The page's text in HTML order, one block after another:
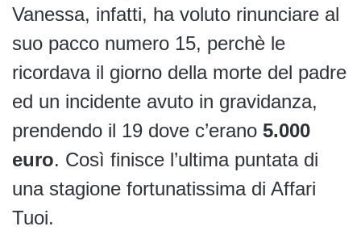
Vanessa, infatti, ha voluto rinunciare al
suo pacco numero 15, perchè le
ricordava il giorno della morte del padre
ed un incidente avuto in gravidanza,
prendendo il 19 dove c’erano 5.000
euro. Così finisce l’ultima puntata di
una stagione fortunatissima di Affari
Tuoi.